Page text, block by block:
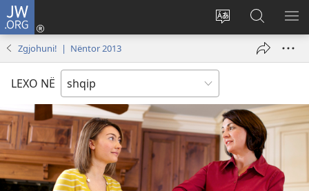
JW.ORG
Ndrysho
Hyr
me
dritare
re)
Kërko
në
JW.ORG
Zgjohuni! | Nëntor 2013
LEXO NË